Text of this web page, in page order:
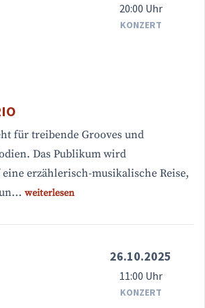
20:00 Uhr
KONZERT
für treibende Grooves und
Das Publikum wird
erzählerisch-musikalische Reise,
weiterlesen
26.10.2025
11:00 Uhr
KONZERT